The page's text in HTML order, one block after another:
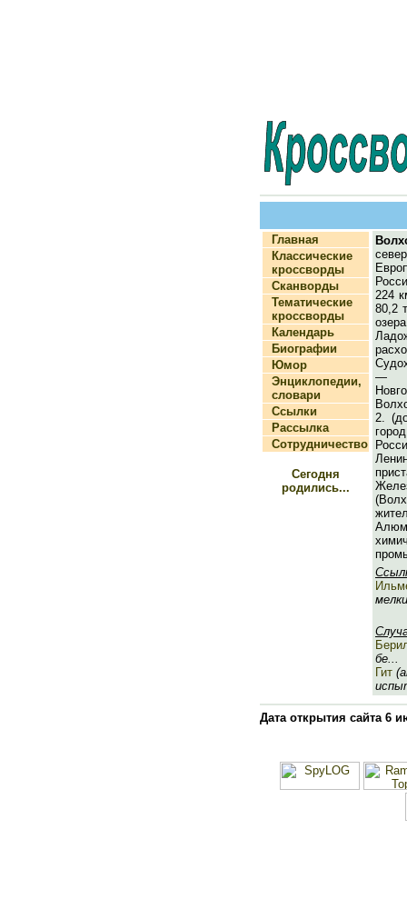
Главная
Классические
кроссворды
Сканворды
Тематические
кроссворды
Календарь
Биографии
Юмор
Энциклопедии,
словари
Ссылки
Рассылка
Сотрудничество
Сегодня
родились...
224
80,2
—
2.
бе...
Гит
Дата открытия сайта 6